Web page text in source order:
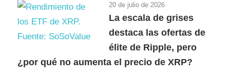
20 de julio de 2026
La escala de grises
destaca las ofertas de
élite de Ripple, pero
¿por qué no aumenta el precio de XRP?